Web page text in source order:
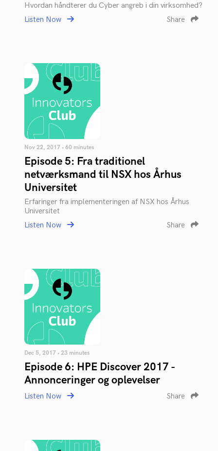
Hvordan håndterer du Cyber angreb i din virksomhed?
Listen Now
Share
Nov 22, 2017 • 60 minutes
Episode 5: Fra traditionel
netværksmand til NSX hos Århus
Universitet
Erfaringer fra implementeringen af NSX hos Århus
Universitet
Listen Now
Share
Dec 5, 2017 • 23 minutes
Episode 6: HPE Discover 2017 -
Annonceringer og oplevelser
Listen Now Share